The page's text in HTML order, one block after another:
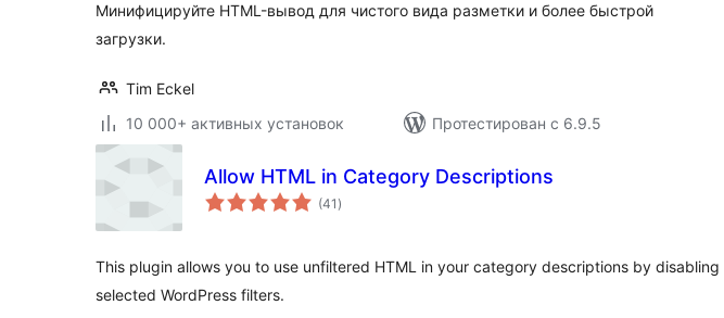
Минифицируйте HTML-вывод для чистого вида разметки и более быстрой
загрузки.
Tim Eckel
10 000+ активных установок
Протестирован с 6.9.5
Allow HTML in Category Descriptions
(41 общий
рейтинг
)
This plugin allows you to use unfiltered HTML in your category descriptions by disabling
selected WordPress filters.